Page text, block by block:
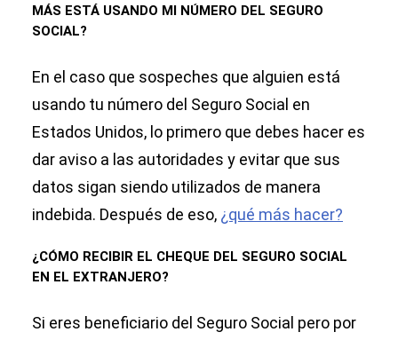
MÁS ESTÁ USANDO MI NÚMERO DEL SEGURO
SOCIAL?
En el caso que sospeches que alguien está
usando tu número del Seguro Social en
Estados Unidos, lo primero que debes hacer es
dar aviso a las autoridades y evitar que sus
datos sigan siendo utilizados de manera
indebida. Después de eso, ¿qué más hacer?
¿CÓMO RECIBIR EL CHEQUE DEL SEGURO SOCIAL
EN EL EXTRANJERO?
Si eres beneficiario del Seguro Social pero por